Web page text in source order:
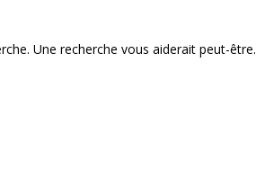
Une recherche vous aiderait peut-être.